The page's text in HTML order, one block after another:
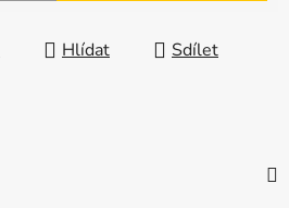
Hlídat Sdílet